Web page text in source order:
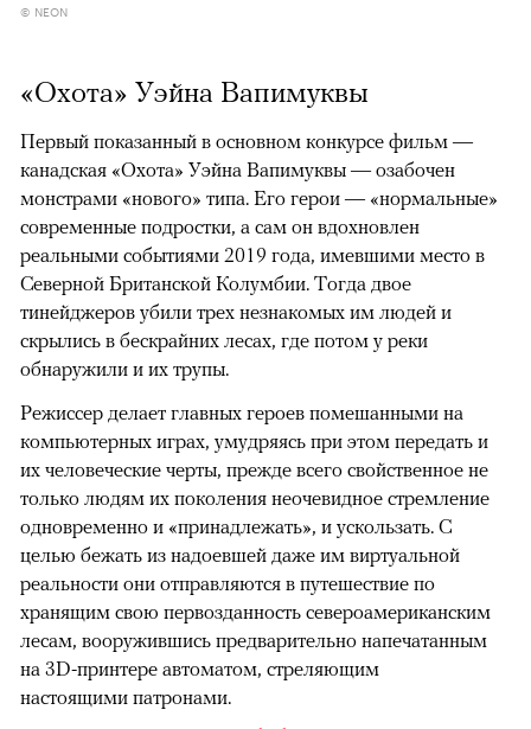
© NEON
«Охота» Уэйна Вапимуквы
Первый показанный в основном конкурсе фильм —
канадская «Охота» Уэйна Вапимуквы — озабочен
монстрами «нового» типа. Его герои — «нормальные»
современные подростки, а сам он вдохновлен
реальными событиями 2019 года, имевшими место в
Северной Британской Колумбии. Тогда двое
тинейджеров убили трех незнакомых им людей и
скрылись в бескрайних лесах, где потом у реки
обнаружили и их трупы.
Режиссер делает главных героев помешанными на
компьютерных играх, умудряясь при этом передать и
их человеческие черты, прежде всего свойственное не
только людям их поколения неочевидное стремление
одновременно и «принадлежать», и ускользать. С
целью бежать из надоевшей даже им виртуальной
реальности они отправляются в путешествие по
хранящим свою первозданность североамериканским
лесам, вооружившись предварительно напечатанным
на 3D-принтере автоматом, стреляющим
настоящими патронами.